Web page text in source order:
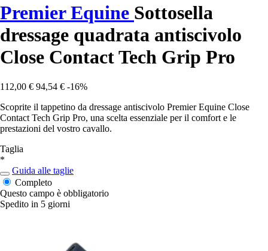
Premier Equine Sottosella
dressage quadrata antiscivolo
Close Contact Tech Grip Pro
112,00 € 94,54 € -16%
Scoprite il tappetino da dressage antiscivolo Premier Equine Close
Contact Tech Grip Pro, una scelta essenziale per il comfort e le
prestazioni del vostro cavallo.
Taglia
*
Guida alle taglie
Completo
Questo campo è obbligatorio
Spedito in 5 giorni